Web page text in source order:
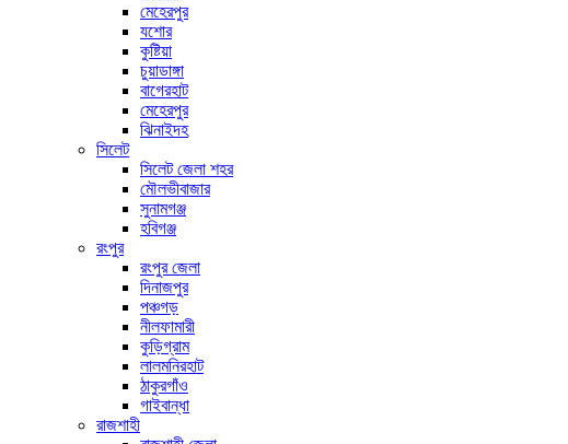
মেহেরপুর
যশোর
কুষ্টিয়া
চুয়াডাঙ্গা
বাগেরহাট
মেহেরপুর
ঝিনাইদহ
সিলেট
সিলেট জেলা শহর
মৌলভীবাজার
সুনামগঞ্জ
হবিগঞ্জ
রংপুর
রংপুর জেলা
দিনাজপুর
পঞ্চগড়
নীলফামারী
কুড়িগ্রাম
লালমনিরহাট
ঠাকুরগাঁও
গাইবান্ধা
রাজশাহী